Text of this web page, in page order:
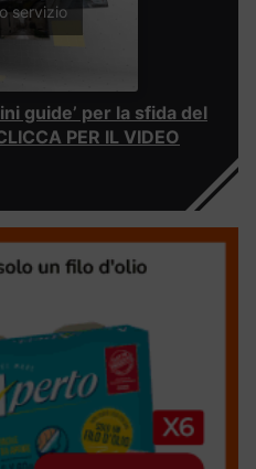
servizio
guide’ per la sfida del
PER IL VIDEO